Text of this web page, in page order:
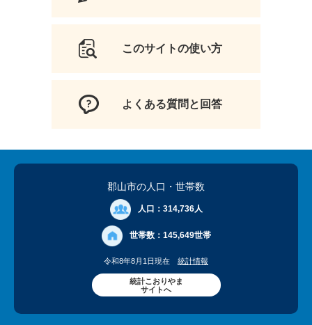
このサイトの使い方
よくある質問と回答
郡山市の人口 ・世帯数
人口： 314,736人
世帯数： 145,649世帯
令和8年8月1日現在 統計情報
統計こおりやま
サイトへ